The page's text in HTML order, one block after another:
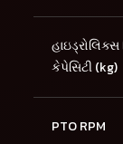
કેપેસિટી (kg)
PTO RPM